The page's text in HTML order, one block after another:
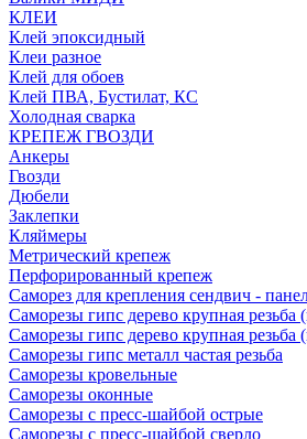
КЛЕИ
Клей эпоксидный
Клеи разное
Клей для обоев
Клей ПВА, Бустилат, КС
Холодная сварка
КРЕПЕЖ ГВОЗДИ
Анкеры
Гвозди
Дюбели
Заклепки
Кляймеры
Метрический крепеж
Перфорированный крепеж
Саморез для крепления сендвич -
Саморезы гипс дерево крупная резьба
Саморезы гипс дерево крупная резьба
Саморезы гипс металл частая резьба
Саморезы кровельные
Саморезы оконные
Саморезы с пресс-шайбой острые
Саморезы с пресс-шайбой сверло